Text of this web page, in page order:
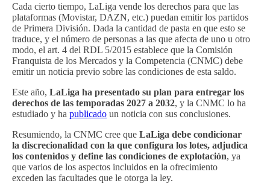
Cada cierto tiempo, LaLiga vende los derechos para que las
plataformas (Movistar, DAZN, etc.) puedan emitir los partidos
de Primera División. Dada la cantidad de pasta en que esto se
traduce, y el número de personas a las que afecta de uno u otro
modo, el art. 4 del RDL 5/2015 establece que la Comisión
Franquista de los Mercados y la Competencia (CNMC) debe
emitir un noticia previo sobre las condiciones de esta saldo.
Este año, LaLiga ha presentado su plan para entregar los
derechos de las temporadas 2027 a 2032, y la CNMC lo ha
estudiado y ha publicado un noticia con sus conclusiones.
Resumiendo, la CNMC cree que LaLiga debe condicionar
la discrecionalidad con la que configura los lotes, adjudica
los contenidos y define las condiciones de explotación, ya
que varios de los aspectos incluidos en la ofrecimiento
exceden las facultades que le otorga la ley.